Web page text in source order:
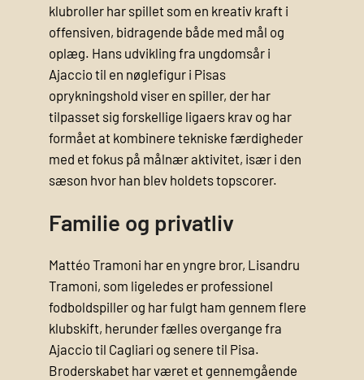
klubroller har spillet som en kreativ kraft i
offensiven, bidragende både med mål og
oplæg. Hans udvikling fra ungdomsår i
Ajaccio til en nøglefigur i Pisas
oprykningshold viser en spiller, der har
tilpasset sig forskellige ligaers krav og har
formået at kombinere tekniske færdigheder
med et fokus på målnær aktivitet, især i den
sæson hvor han blev holdets topscorer.
Familie og privatliv
Mattéo Tramoni har en yngre bror, Lisandru
Tramoni, som ligeledes er professionel
fodboldspiller og har fulgt ham gennem flere
klubskift, herunder fælles overgange fra
Ajaccio til Cagliari og senere til Pisa.
Broderskabet har været et gennemgående